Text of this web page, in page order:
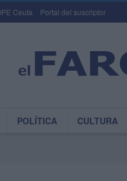
Ceuta Portal del suscriptor
POLÍTICA CULTURA